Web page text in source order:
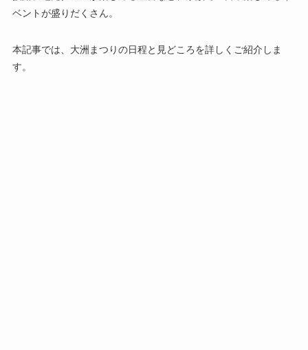
ベントが盛りだくさん。
本記事では、大洲まつりの日程と見どころを詳しくご紹介しま
す。